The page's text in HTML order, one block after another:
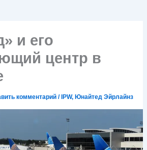
и его
центр в
комментарий / IPW, Юнайтед Эйрлайнз